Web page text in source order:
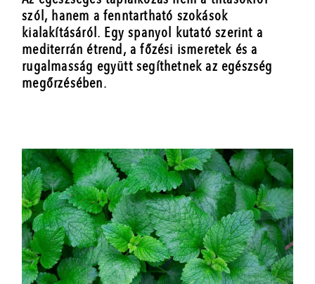
szól, hanem a fenntartható szokások
kialakításáról. Egy spanyol kutató szerint a
mediterrán étrend, a főzési ismeretek és a
rugalmasság együtt segíthetnek az egészség
megőrzésében.